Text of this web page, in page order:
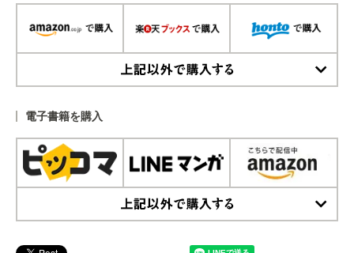
電子書籍を購入